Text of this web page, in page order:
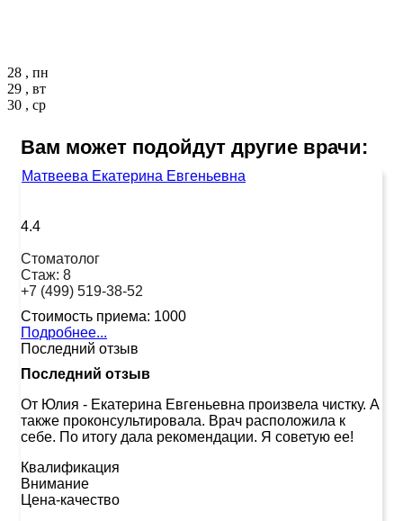
28 , пн
29 , вт
30 , ср
Вам может подойдут другие врачи:
Матвеева Екатерина Евгеньевна
4.4
Стоматолог
Стаж: 8
+7 (499) 519-38-52
Стоимость приема: 1000
Подробнее...
Последний отзыв
Последний отзыв
От Юлия - Екатерина Евгеньевна произвела чистку. А
также проконсультировала. Врач расположила к
себе. По итогу дала рекомендации. Я советую ее!
Квалификация
Внимание
Цена-качество